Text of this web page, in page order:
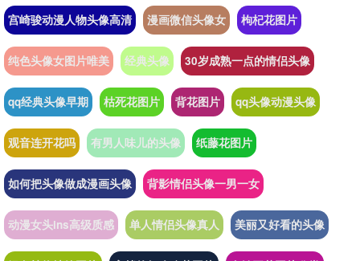
宫崎骏动漫人物头像高清 漫画微信头像女 枸杞花图片
纯色头像女图片唯美 经典头像 30岁成熟一点的情侣头像
qq经典头像早期 枯死花图片 背花图片 qq头像动漫头像
观音连开花吗 有男人味儿的头像 纸藤花图片
如何把头像做成漫画头像 背影情侣头像一男一女
动漫女头ins高级质感 单人情侣头像真人 美丽又好看的头像